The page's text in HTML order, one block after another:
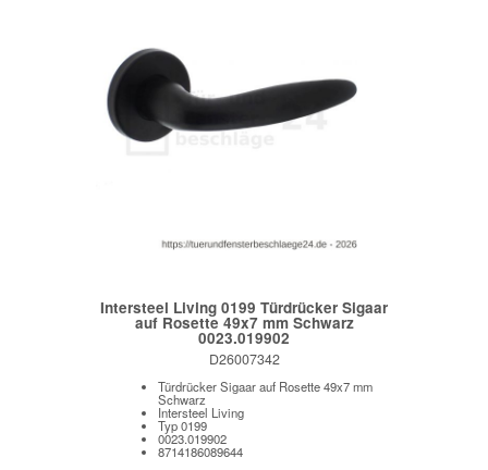
Intersteel Living 0199 Türdrücker Sigaar
auf Rosette 49x7 mm Schwarz
0023.019902
D26007342
Türdrücker Sigaar auf Rosette 49x7 mm
Schwarz
Intersteel Living
Typ 0199
0023.019902
8714186089644